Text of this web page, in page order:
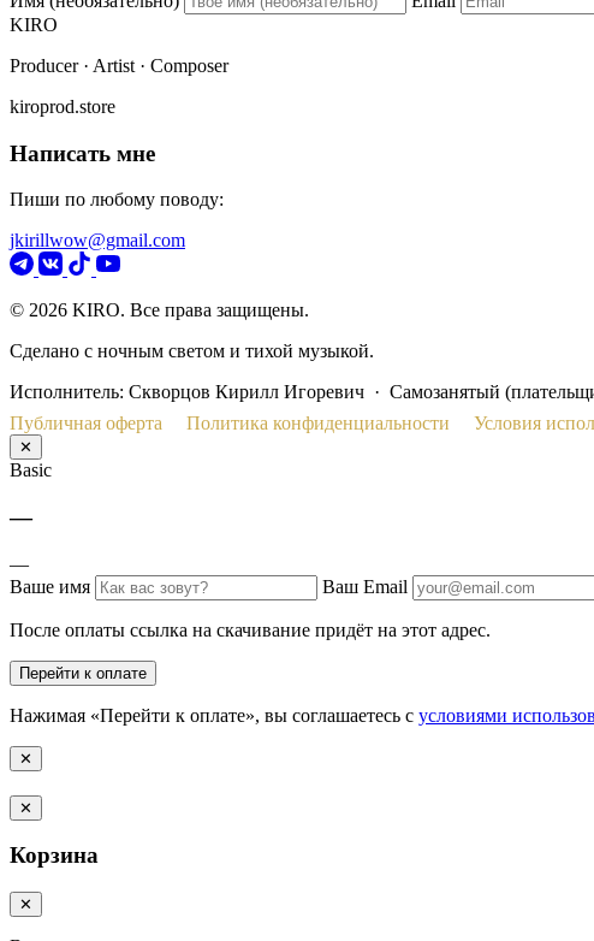
KIRO
Producer · Artist · Composer
kiroprod.store
Написать мне
Пиши по любому поводу:
jkirillwow@gmail.com
© 2026 KIRO. Все права защищены.
Сделано с ночным светом и тихой музыкой.
Исполнитель: Скворцов Кирилл Игоревич · Самозанятый
Публичная оферта
Политика конфиденциальности Условия
✕
Basic
—
—
Ваше имя
Ваш Email
После оплаты ссылка на скачивание придёт на этот адрес.
Перейти к оплате
Нажимая «Перейти к оплате», вы соглашаетесь с условиями
✕
✕
Корзина
✕